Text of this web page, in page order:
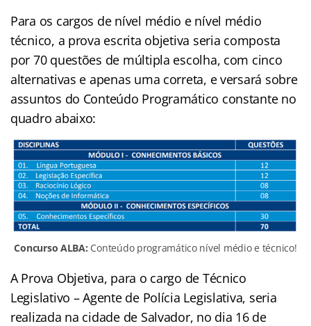
Para os cargos de nível médio e nível médio
técnico, a prova escrita objetiva seria composta
por 70 questões de múltipla escolha, com cinco
alternativas e apenas uma correta, e versará sobre
assuntos do Conteúdo Programático constante no
quadro abaixo:
Concurso ALBA: Conteúdo programático nível médio e técnico!
A Prova Objetiva, para o cargo de Técnico
Legislativo – Agente de Polícia Legislativa, seria
realizada na cidade de Salvador, no dia 16 de